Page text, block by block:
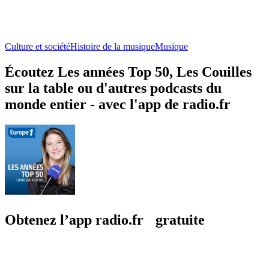
Culture et sociétéHistoire de la musiqueMusique
Écoutez Les années Top 50, Les Couilles
sur la table ou d'autres podcasts du
monde entier - avec l'app de radio.fr
Obtenez l’app radio.fr gratuite